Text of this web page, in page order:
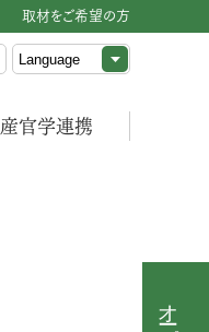
取材をご希望の方
産官学連携